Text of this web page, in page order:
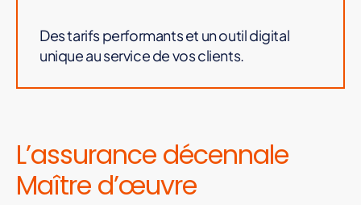
Des tarifs performants et un outil digital
unique au service de vos clients.
L’assurance décennale
Maître d’œuvre